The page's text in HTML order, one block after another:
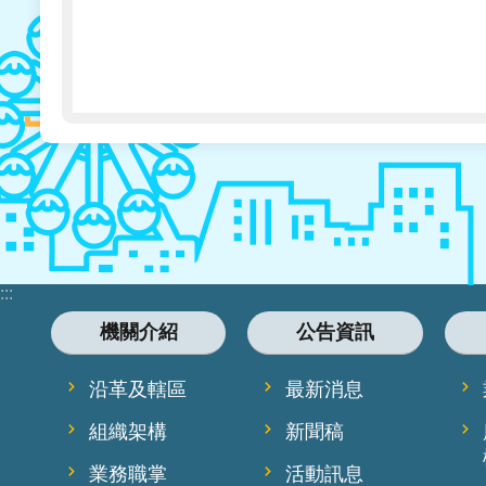
:::
機關介紹
沿革及轄區
組織架構
業務職掌
公告資訊
最新消息
新聞稿
活動訊息